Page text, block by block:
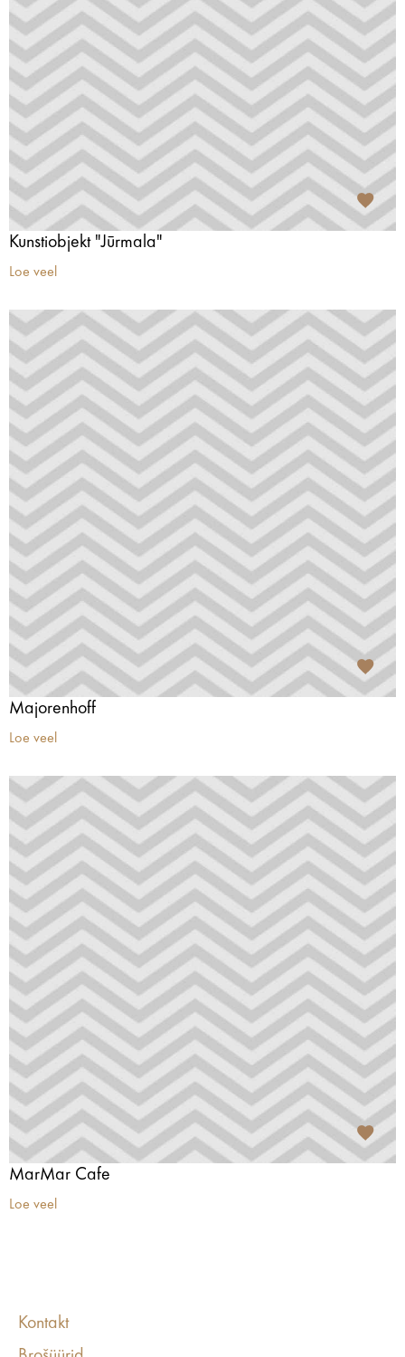
Kunstiobjekt "Jūrmala"
Loe veel
Majorenhoff
Loe veel
MarMar Cafe
Loe veel
Kontakt